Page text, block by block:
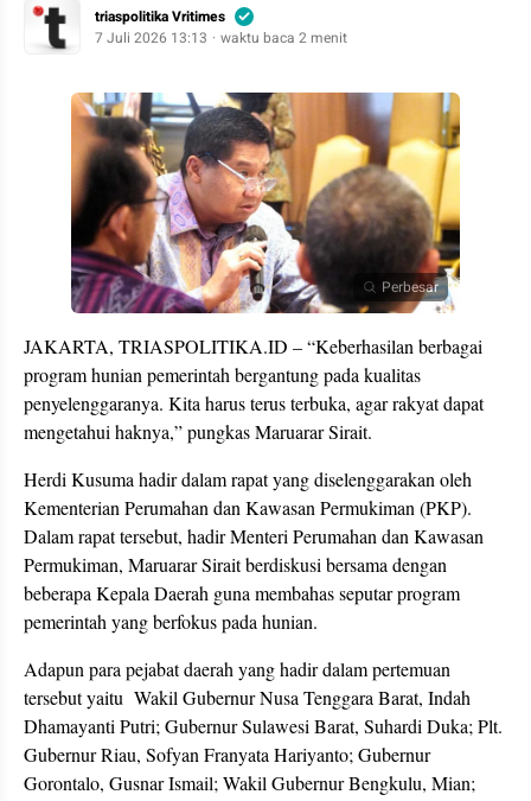
triaspolitika Vritimes
7 Juli 2026 13:13
waktu baca 2 menit
Perbesar
JAKARTA, TRIASPOLITIKA.ID – “Keberhasilan berbagai
program hunian pemerintah bergantung pada kualitas
penyelenggaranya. Kita harus terus terbuka, agar rakyat dapat
mengetahui haknya,” pungkas Maruarar Sirait.
Herdi Kusuma hadir dalam rapat yang diselenggarakan oleh
Kementerian Perumahan dan Kawasan Permukiman (PKP).
Dalam rapat tersebut, hadir Menteri Perumahan dan Kawasan
Permukiman, Maruarar Sirait berdiskusi bersama dengan
beberapa Kepala Daerah guna membahas seputar program
pemerintah yang berfokus pada hunian.
Adapun para pejabat daerah yang hadir dalam pertemuan
tersebut yaitu Wakil Gubernur Nusa Tenggara Barat, Indah
Dhamayanti Putri; Gubernur Sulawesi Barat, Suhardi Duka; Plt.
Gubernur Riau, Sofyan Franyata Hariyanto; Gubernur
Gorontalo, Gusnar Ismail; Wakil Gubernur Bengkulu, Mian;